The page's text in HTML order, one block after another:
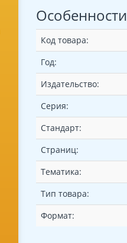
Особенности
Код товара:
Год:
Издательство:
Серия:
Стандарт:
Страниц:
Тематика:
Тип товара:
Формат: